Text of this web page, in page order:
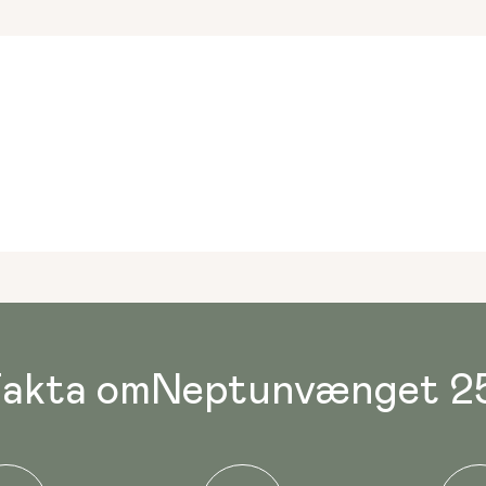
om Neptunvænget